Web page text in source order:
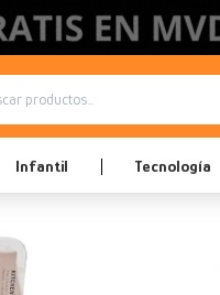
Infantil Tecnología